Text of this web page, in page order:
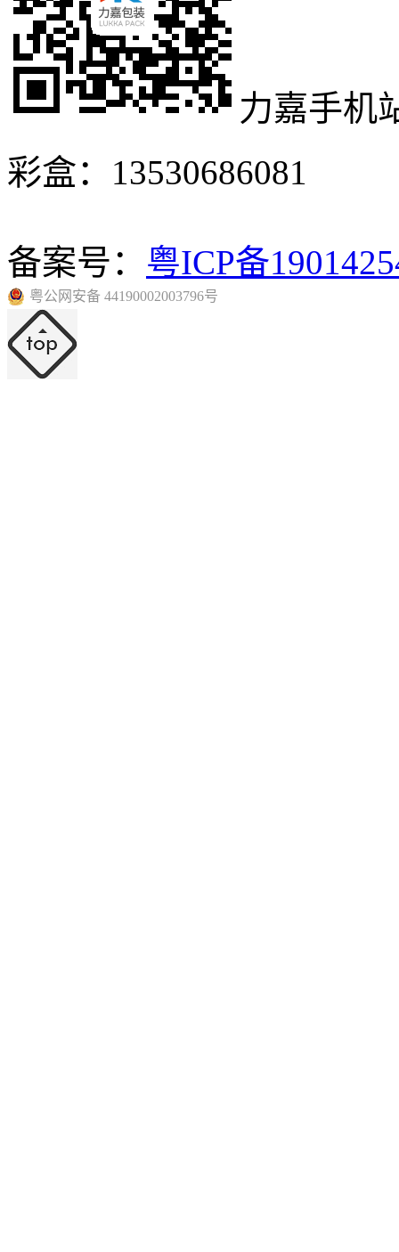
力嘉手机
彩盒：13530686081
备案号： 粤ICP备
粤公网安备 44190002003796号